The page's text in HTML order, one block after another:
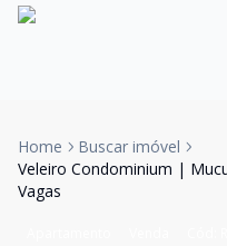
Home
Buscar imóvel
Veleiro Condominium |
Vagas